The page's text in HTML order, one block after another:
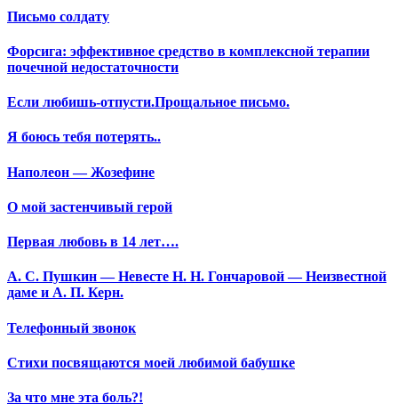
Письмо солдату
Форсига: эффективное средство в комплексной терапии
почечной недостаточности
Если любишь-отпусти.Прощальное письмо.
Я боюсь тебя потерять..
Наполеон — Жозефине
О мой застенчивый герой
Первая любовь в 14 лет….
А. С. Пушкин — Невесте Н. Н. Гончаровой — Неизвестной
даме и А. П. Керн.
Телефонный звонок
Стихи посвящаются моей любимой бабушке
За что мне эта боль?!